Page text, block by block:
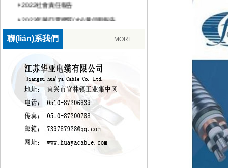
2023年華亞電纜質(zhì)量信用報告
溫室氣體核查證書
聯(lián)系我們 MORE+